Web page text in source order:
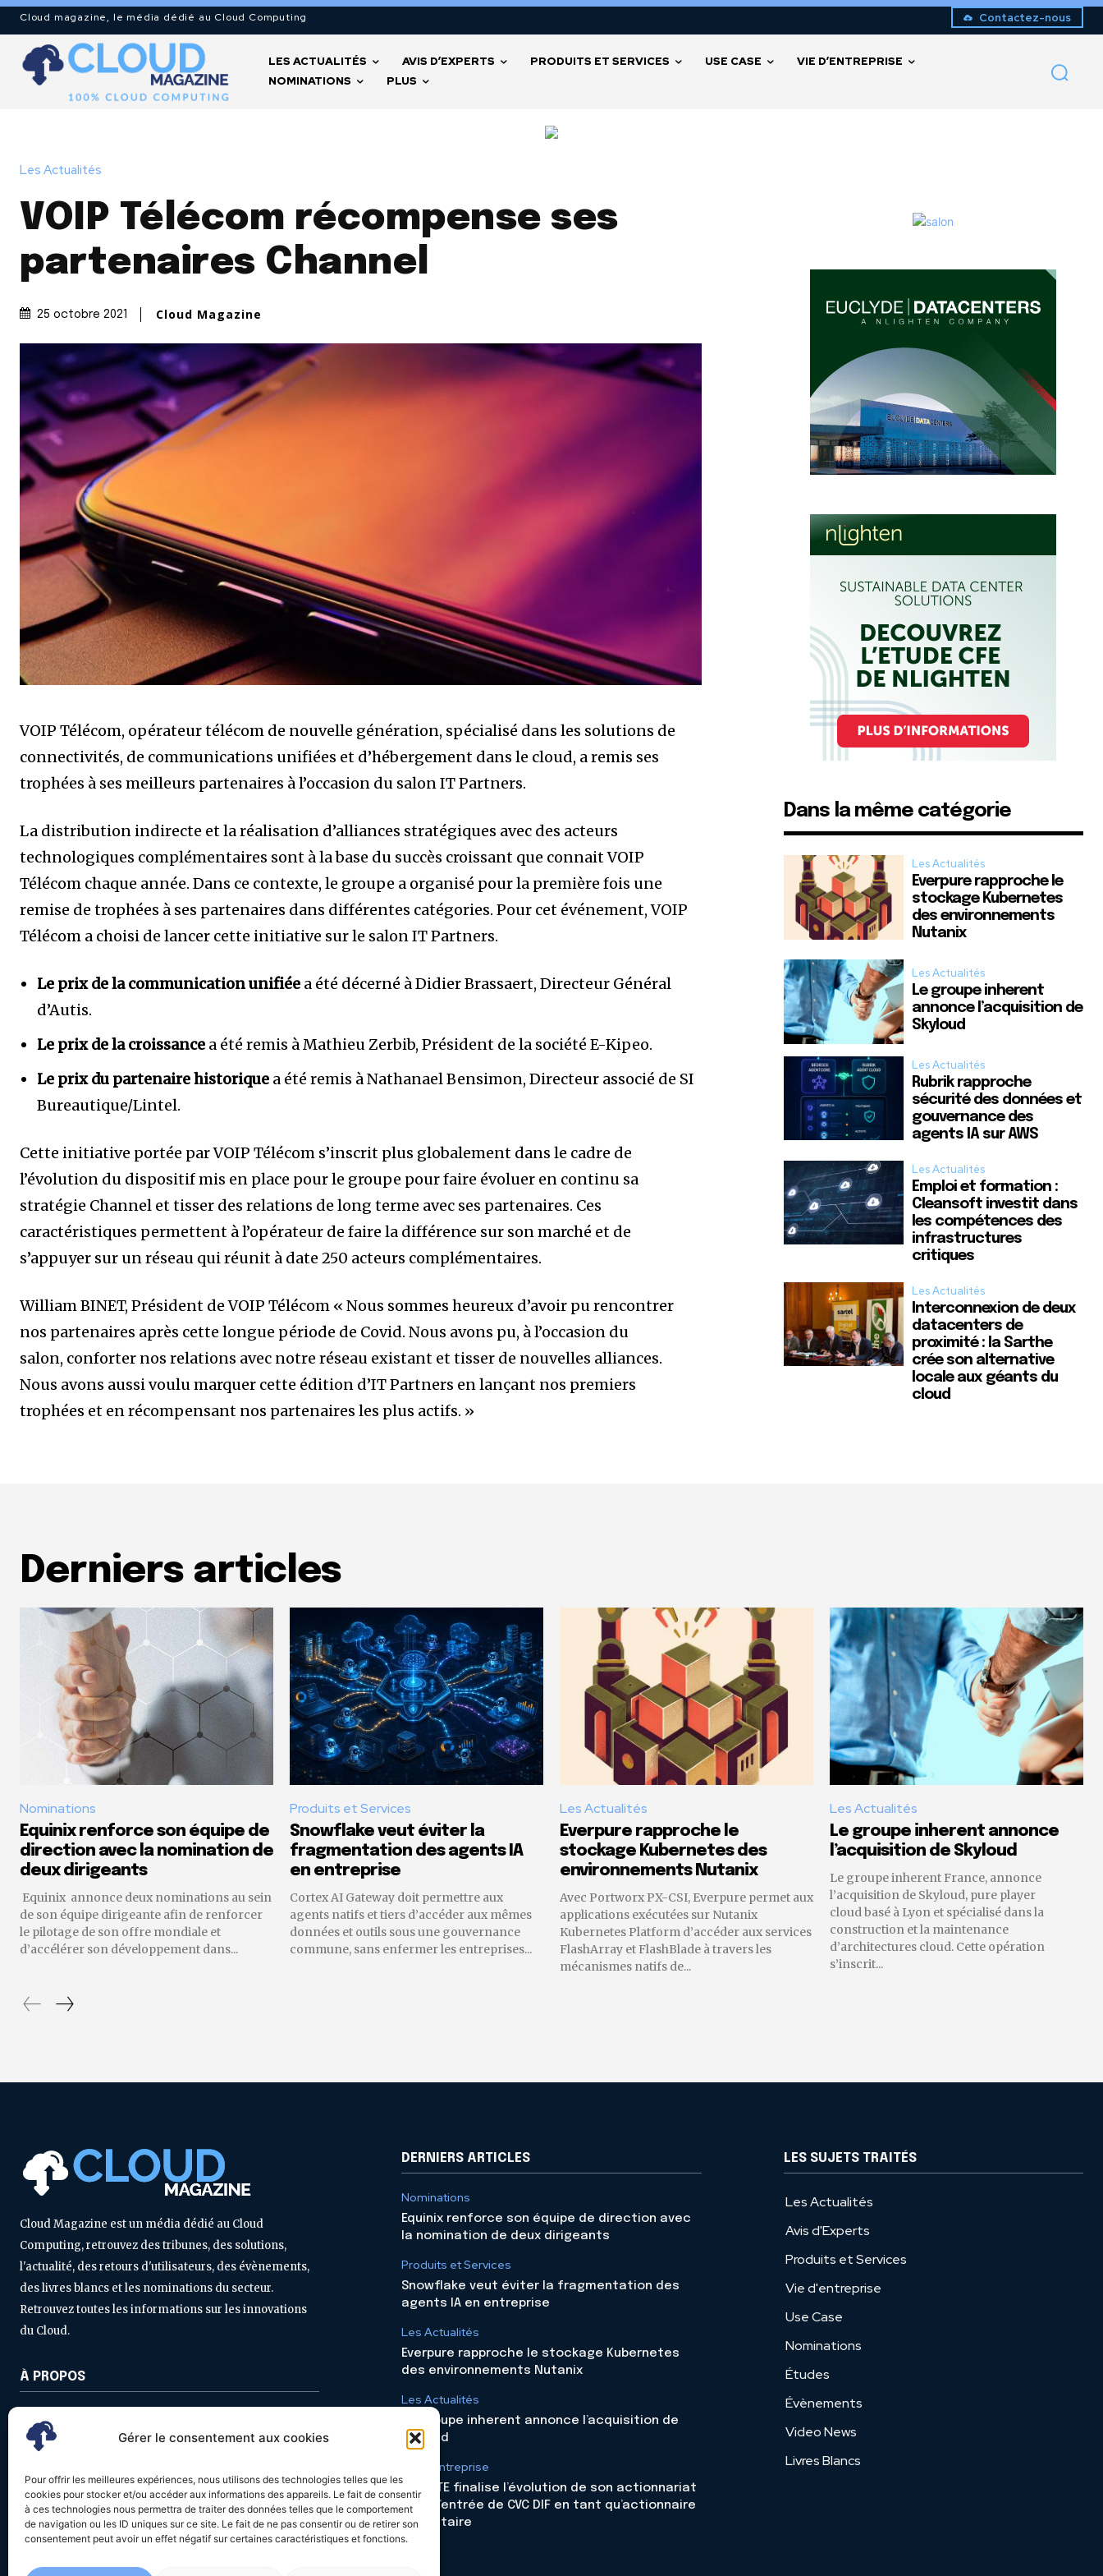
Gérer le consentement aux cookies
Pour offrir les meilleures expériences, nous utilisons des technologies telles que les
cookies pour stocker et/ou accéder aux informations des appareils. Le fait de consentir
à ces technologies nous permettra de traiter des données telles que le comportement
de navigation ou les ID uniques sur ce site. Le fait de ne pas consentir ou de retirer son
consentement peut avoir un effet négatif sur certaines caractéristiques et fonctions.
Cloud magazine, le média dédié au Cloud Computing Contactez-nous
LES ACTUALITÉS AVIS D’EXPERTS PRODUITS ET SERVICES USE CASE
VIE D’ENTREPRISE
NOMINATIONS
PLUS
Les Actualités
VOIP Télécom récompense ses
partenaires Channel
25 octobre 2021 Cloud Magazine
VOIP Télécom, opérateur télécom de nouvelle génération, spécialisé dans les solutions de
connectivités, de communications unifiées et d’hébergement dans le cloud, a remis ses
trophées à ses meilleurs partenaires à l’occasion du salon IT Partners.
La distribution indirecte et la réalisation d’alliances stratégiques avec des acteurs
technologiques complémentaires sont à la base du succès croissant que connait VOIP
Télécom chaque année. Dans ce contexte, le groupe a organisé pour la première fois une
remise de trophées à ses partenaires dans différentes catégories. Pour cet événement, VOIP
Télécom a choisi de lancer cette initiative sur le salon IT Partners.
Le prix de la communication unifiée a été décerné à Didier Brassaert, Directeur Général
d’Autis.
Le prix de la croissance a été remis à Mathieu Zerbib, Président de la société E-Kipeo.
Le prix du partenaire historique a été remis à Nathanael Bensimon, Directeur associé de SI
Bureautique/Lintel.
Cette initiative portée par VOIP Télécom s’inscrit plus globalement dans le cadre de
l’évolution du dispositif mis en place pour le groupe pour faire évoluer en continu sa
stratégie Channel et tisser des relations de long terme avec ses partenaires. Ces
caractéristiques permettent à l’opérateur de faire la différence sur son marché et de
s’appuyer sur un réseau qui réunit à date 250 acteurs complémentaires.
William BINET, Président de VOIP Télécom « Nous sommes heureux d’avoir pu rencontrer
nos partenaires après cette longue période de Covid. Nous avons pu, à l’occasion du
salon, conforter nos relations avec notre réseau existant et tisser de nouvelles alliances.
Nous avons aussi voulu marquer cette édition d’IT Partners en lançant nos premiers
trophées et en récompensant nos partenaires les plus actifs. »
Dans la même catégorie
Les Actualités
Everpure rapproche le
stockage Kubernetes
des environnements
Nutanix
Les Actualités
Le groupe inherent
annonce l’acquisition de
Skyloud
Les Actualités
Rubrik rapproche
sécurité des données et
gouvernance des
agents IA sur AWS
Les Actualités
Emploi et formation :
Cleansoft investit dans
les compétences des
infrastructures
critiques
Les Actualités
Interconnexion de deux
datacenters de
proximité : la Sarthe
crée son alternative
locale aux géants du
cloud
Derniers articles
Nominations
Equinix renforce son équipe de
direction avec la nomination de
deux dirigeants
Equinix annonce deux nominations au sein
de son équipe dirigeante afin de renforcer
le pilotage de son offre mondiale et
d’accélérer son développement dans...
Produits et Services
Snowflake veut éviter la
fragmentation des agents IA
en entreprise
Cortex AI Gateway doit permettre aux
agents natifs et tiers d’accéder aux mêmes
données et outils sous une gouvernance
commune, sans enfermer les entreprises...
Les Actualités
Everpure rapproche le
stockage Kubernetes des
environnements Nutanix
Avec Portworx PX-CSI, Everpure permet aux
applications exécutées sur Nutanix
Kubernetes Platform d’accéder aux services
FlashArray et FlashBlade à travers les
mécanismes natifs de...
Les Actualités
Le groupe inherent annonce
l’acquisition de Skyloud
Le groupe inherent France, annonce
l’acquisition de Skyloud, pure player
cloud basé à Lyon et spécialisé dans la
construction et la maintenance
d’architectures cloud. Cette opération
s’inscrit...
Cloud Magazine est un média dédié au Cloud
Computing, retrouvez des tribunes, des solutions,
l'actualité, des retours d'utilisateurs, des évènements,
des livres blancs et les nominations du secteur.
Retrouvez toutes les informations sur les innovations
du Cloud.
À PROPOS
Politique de confidentialité
DERNIERS ARTICLES
Nominations
Equinix renforce son équipe de direction avec
la nomination de deux dirigeants
Produits et Services
Snowflake veut éviter la fragmentation des
agents IA en entreprise
Les Actualités
Everpure rapproche le stockage Kubernetes
des environnements Nutanix
Les Actualités
Le groupe inherent annonce l’acquisition de
Skyloud
Vie d'entreprise
CELESTE finalise l’évolution de son actionnariat
avec l’entrée de CVC DIF en tant qu’actionnaire
majoritaire
LES SUJETS TRAITÉS
Les Actualités
Avis d'Experts
Produits et Services
Vie d'entreprise
Use Case
Nominations
Études
Évènements
Video News
Livres Blancs